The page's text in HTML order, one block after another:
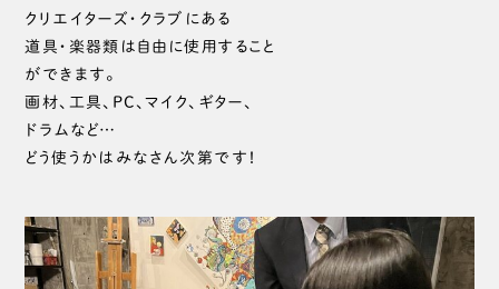
クリエイターズ・クラブにある
道具・楽器類は自由に使用すること
ができます。
画材、工具、PC、マイク、ギター、
ドラムなど…
どう使うかはみなさん次第です！